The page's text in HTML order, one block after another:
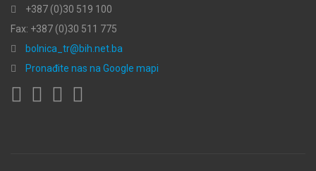
+387 (0)30 519 100
Fax: +387 (0)30 511 775
bolnica_tr@bih.net.ba
Pronađite nas na Google mapi